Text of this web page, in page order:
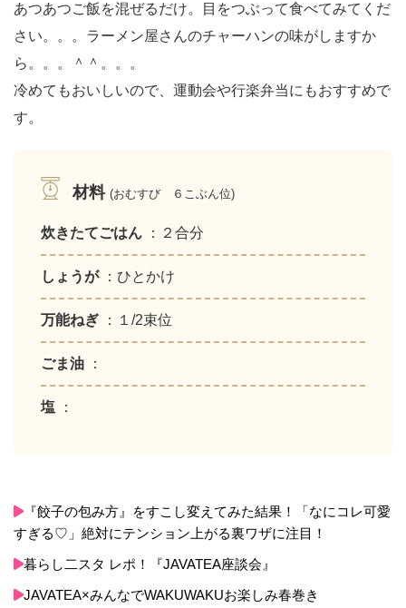
あつあつご飯を混ぜるだけ。目をつぶって食べてみてくだ
さい。。。ラーメン屋さんのチャーハンの味がしますか
ら。。。＾＾。。。
冷めてもおいしいので、運動会や行楽弁当にもおすすめで
す。
材料 (おむすび ６こぶん位)
炊きたてごはん ：２合分
しょうが ：ひとかけ
万能ねぎ ：１/2束位
ごま油 ：
塩 ：
『餃子の包み方』をすこし変えてみた結果！「なにコレ可愛
すぎる♡」絶対にテンション上がる裏ワザに注目！
暮らし二スタ レポ！『JAVATEA座談会』
JAVATEA×みんなでWAKUWAKUお楽しみ春巻き